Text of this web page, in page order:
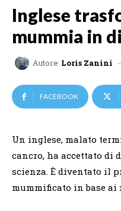
Inglese
mummia in
Autore Loris Zanini
FACEBOOK
Un inglese, malato
cancro, ha accettato di
scienza. È diventato il
mummificato in base